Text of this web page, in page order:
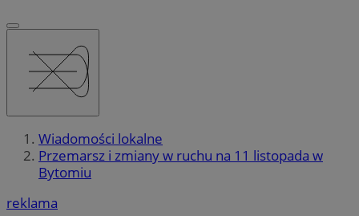
Wiadomości lokalne
Przemarsz i zmiany w ruchu na 11 listopada w
Bytomiu
reklama